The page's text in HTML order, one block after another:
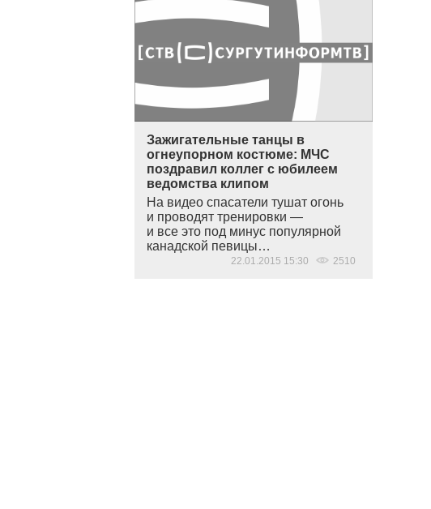
Зажигательные танцы в
огнеупорном костюме: МЧС
поздравил коллег с юбилеем
ведомства клипом
На видео спасатели тушат огонь
и проводят тренировки —
и все это под минус популярной
канадской певицы…
22.01.2015 15:30 2510